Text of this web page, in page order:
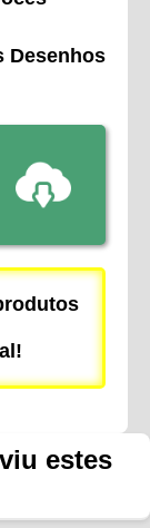
Desenhos
estes